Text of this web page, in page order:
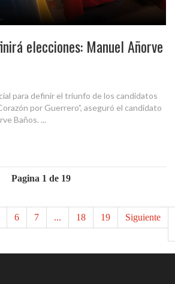
elecciones: Manuel Añorve
para definir el triunfo de los candidatos
por Guerrero”, aseguró el candidato
Baños. ...
Pagina 1 de 19
6 7 ... 18 19 Siguiente